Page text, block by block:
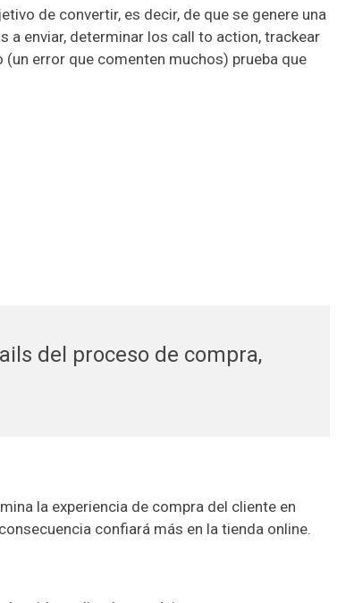
de convertir, es decir, de que se genere una
a enviar, determinar los call to action, trackear
error que comenten muchos) prueba que
del proceso de compra,
la experiencia de compra del cliente en
confiará más en la tienda online.